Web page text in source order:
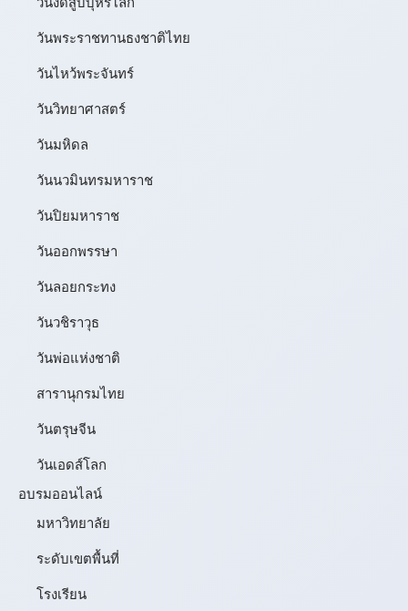
วันพระราชทานธงชาติไทย
วันไหว้พระจันทร์​
วันวิทยาศาสตร์
วันมหิดล
วันนวมินทรมหาราช
วันปิยมหาราช
วันออกพรรษา
วันลอยกระทง
วันวชิราวุธ
วันพ่อแห่งชาติ
สารานุกรมไทย
วันตรุษจีน
วันเอดส์โลก
อบรมออนไลน์
มหาวิทยาลัย
ระดับเขตพื้นที่
โรงเรียน